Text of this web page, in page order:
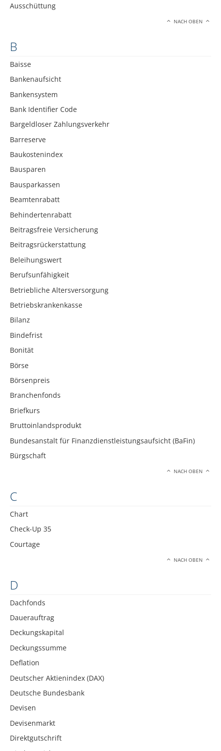
Ausschüttung
NACH OBEN
B
Baisse
Bankenaufsicht
Bankensystem
Bank Identifier Code
Bargeldloser Zahlungsverkehr
Barreserve
Baukostenindex
Bausparen
Bausparkassen
Beamtenrabatt
Behindertenrabatt
Beitragsfreie Versicherung
Beitragsrückerstattung
Beleihungswert
Berufsunfähigkeit
Betriebliche Altersversorgung
Betriebskrankenkasse
Bilanz
Bindefrist
Bonität
Börse
Börsenpreis
Branchenfonds
Briefkurs
Bruttoinlandsprodukt
Bundesanstalt für Finanzdienstleistungsaufsicht (BaFin)
Bürgschaft
NACH OBEN
C
Chart
Check-Up 35
Courtage
NACH OBEN
D
Dachfonds
Dauerauftrag
Deckungskapital
Deckungssumme
Deflation
Deutscher Aktienindex (DAX)
Deutsche Bundesbank
Devisen
Devisenmarkt
Direktgutschrift